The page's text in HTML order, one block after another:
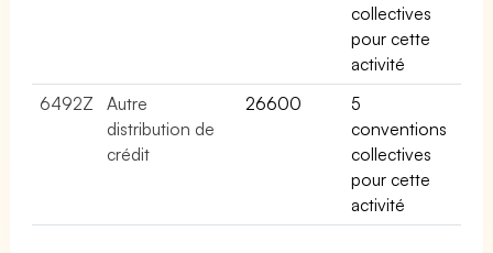
collectives
pour cette
activité
6492Z
Autre
distribution de
crédit
26600
5
conventions
collectives
pour cette
activité